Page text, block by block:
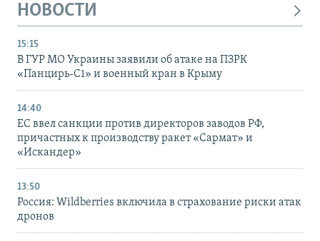
НОВОСТИ
15:15
В ГУР МО Украины заявили об атаке на ПЗРК
«Панцирь-С1» и военный кран в Крыму
14:40
ЕС ввел санкции против директоров заводов РФ,
причастных к производству ракет «Сармат» и
«Искандер»
13:50
Россия: Wildberries включила в страхование риски атак
дронов